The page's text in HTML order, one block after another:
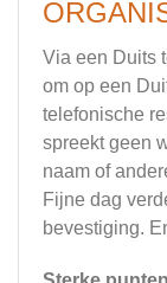
Via een Duits
om op een
telefonische
spreekt geen
naam of
Fijne dag
bevestiging.